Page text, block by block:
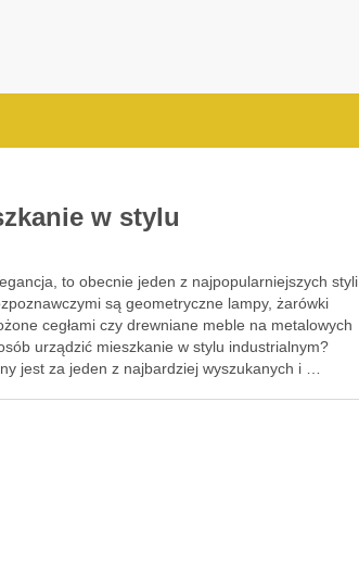
w stylu
to obecnie jeden z najpopularniejszych styli
są geometryczne lampy, żarówki
cegłami czy drewniane meble na metalowych
urządzić mieszkanie w stylu industrialnym?
jest za jeden z najbardziej wyszukanych i …